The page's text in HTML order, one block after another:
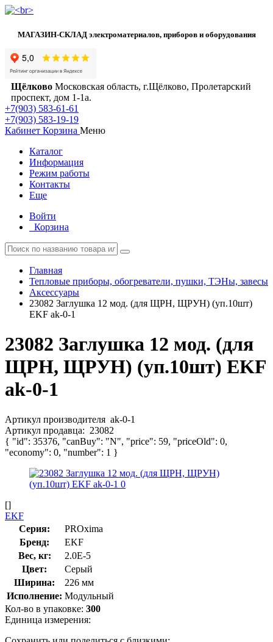
МАГАЗИН-СКЛАД электроматериалов, приборов и оборудования
Щёлково Московская область, г.Щёлково, Пролетарский
проспект, дом 1‑1а.
+7(903) 583-61-61
+7(903) 583-19-19
Кабинет Корзина Меню
Каталог
Информация
Режим работы
Контакты
Еще
Войти
Корзина
Главная
Тепловые приборы, обогреватели, пушки, ТЭНы, завесы
Аксессуары
23082 Заглушка 12 мод. (для ЩРН, ЩРУН) (уп.10шт)
EKF ak-0-1
23082 Заглушка 12 мод. (для
ЩРН, ЩРУН) (уп.10шт) EKF
ak-0-1
Артикул производителя ak-0-1
Артикул продавца: 23082
{ "id": 35376, "canBuy": "N", "price": 59, "priceOld": 0,
"economy": 0, "number": 1 }
[]
EKF
Серия:
PROxima
Бренд:
EKF
Вес, кг:
2.0E-5
Цвет:
Серый
Ширина:
226 мм
Исполнение: Модульный
Кол-во в упаковке: 300
Единица измерения: